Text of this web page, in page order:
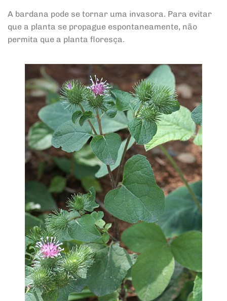
A bardana pode se tornar uma invasora. Para evitar
que a planta se propague espontaneamente, não
permita que a planta floresça.